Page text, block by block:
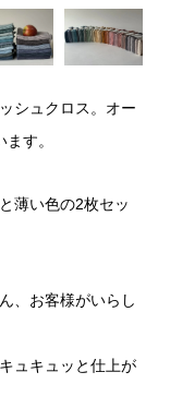
シュクロス。オー
す。
薄い色の2枚セッ
、お客様がいらし
ュキュッと仕上が